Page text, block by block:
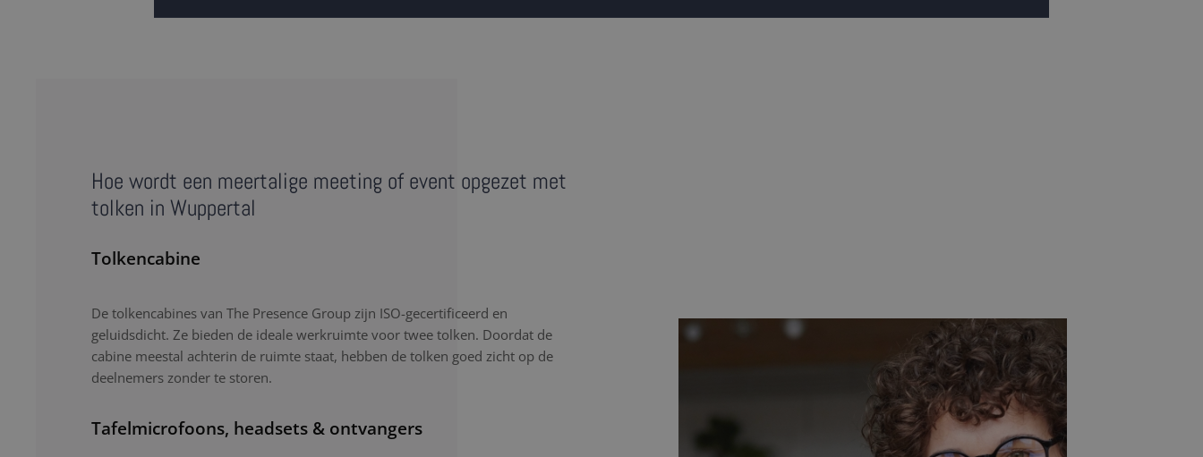
Hoe wordt een meertalige meeting of event opgezet met
tolken in Wuppertal
Tolkencabine
De tolkencabines van The Presence Group zijn ISO-gecertificeerd en
geluidsdicht. Ze bieden de ideale werkruimte voor twee tolken. Doordat de
cabine meestal achterin de ruimte staat, hebben de tolken goed zicht op de
deelnemers zonder te storen.
Tafelmicrofoons, headsets & ontvangers